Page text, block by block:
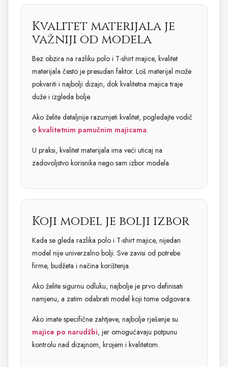
Kvalitet materijala je
važniji od modela
Bez obzira na razliku polo i T-shirt majice, kvalitet
materijala često je presudan faktor. Loš materijal može
pokvariti i najbolji dizajn, dok kvalitetna majica traje
duže i izgleda bolje.
Ako želite detaljnije razumjeti kvalitet, pogledajte vodič
o kvalitetnim pamučnim majicama.
U praksi, kvalitet materijala ima veći uticaj na
zadovoljstvo korisnika nego sam izbor modela.
Koji model je bolji izbor
Kada se gleda razlika polo i T-shirt majice, nijedan
model nije univerzalno bolji. Sve zavisi od potrebe
firme, budžeta i načina korištenja.
Ako želite sigurnu odluku, najbolje je prvo definisati
namjenu, a zatim odabrati model koji tome odgovara.
Ako imate specifične zahtjeve, najbolje rješenje su
majice po narudžbi, jer omogućavaju potpunu
kontrolu nad dizajnom, krojem i kvalitetom.